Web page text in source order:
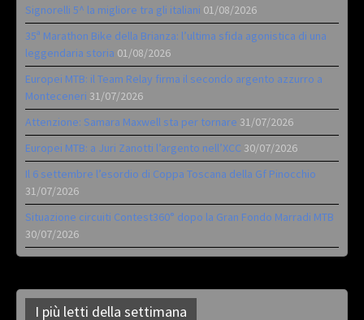
Signorelli 5^ la migliore tra gli italiani 01/08/2026
35ª Marathon Bike della Brianza: l’ultima sfida agonistica di una
leggendaria storia 01/08/2026
Europei MTB: il Team Relay firma il secondo argento azzurro a
Monteceneri 31/07/2026
Attenzione: Samara Maxwell sta per tornare 31/07/2026
Europei MTB: a Juri Zanotti l’argento nell’XCC 30/07/2026
Il 6 settembre l’esordio di Coppa Toscana della Gf Pinocchio
31/07/2026
Situazione circuiti Contest360° dopo la Gran Fondo Marradi MTB
30/07/2026
I più letti della settimana